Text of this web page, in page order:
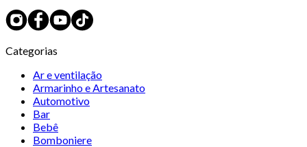
Categorias
Ar e ventilação
Armarinho e Artesanato
Automotivo
Bar
Bebê
Bomboniere